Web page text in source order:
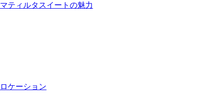
マティルタスイートの魅力
ロケーション